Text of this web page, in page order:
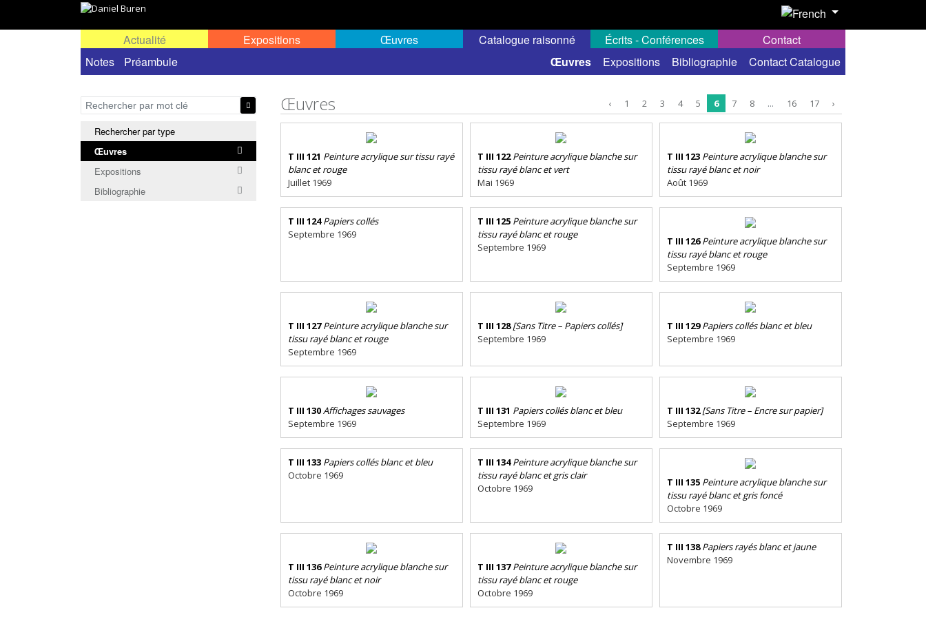
Actualité Expositions
Œuvres
Œuvres permanentes dans l'espace public ou semi-public
Catalogue raisonné
Notes
Préambule Œuvres Expositions Bibliographie Contact Catalogue
Écrits - Conférences Contact
Rechercher par type
Œuvres
Expositions
Bibliographie
‹ 1 2 3 4 5 6 7 8 ... 16 17 ›
Œuvres
T III 121 Peinture acrylique sur tissu rayé
blanc et rouge
Juillet 1969
T III 122 Peinture acrylique blanche sur
tissu rayé blanc et vert
Mai 1969
T III 123 Peinture acrylique blanche sur
tissu rayé blanc et noir
Août 1969
T III 124 Papiers collés
Septembre 1969
T III 125 Peinture acrylique blanche sur
tissu rayé blanc et rouge
Septembre 1969
T III 126 Peinture acrylique blanche sur
tissu rayé blanc et rouge
Septembre 1969
T III 127 Peinture acrylique blanche sur
tissu rayé blanc et rouge
Septembre 1969
T III 128 [Sans Titre – Papiers collés]
Septembre 1969
T III 129 Papiers collés blanc et bleu
Septembre 1969
T III 130Affichages sauvages
Septembre 1969
T III 131 Papiers collés blanc et bleu
Septembre 1969
T III 132 [Sans Titre – Encre sur papier]
Septembre 1969
T III 133 Papiers collés blanc et bleu
Octobre 1969
T III 134 Peinture acrylique blanche sur
tissu rayé blanc et gris clair
Octobre 1969
T III 135 Peinture acrylique blanche sur
tissu rayé blanc et gris foncé
Octobre 1969
T III 136 Peinture acrylique blanche sur
tissu rayé blanc et noir
Octobre 1969
T III 137 Peinture acrylique blanche sur
tissu rayé blanc et rouge
Octobre 1969
T III 138 Papiers rayés blanc et jaune
Novembre 1969